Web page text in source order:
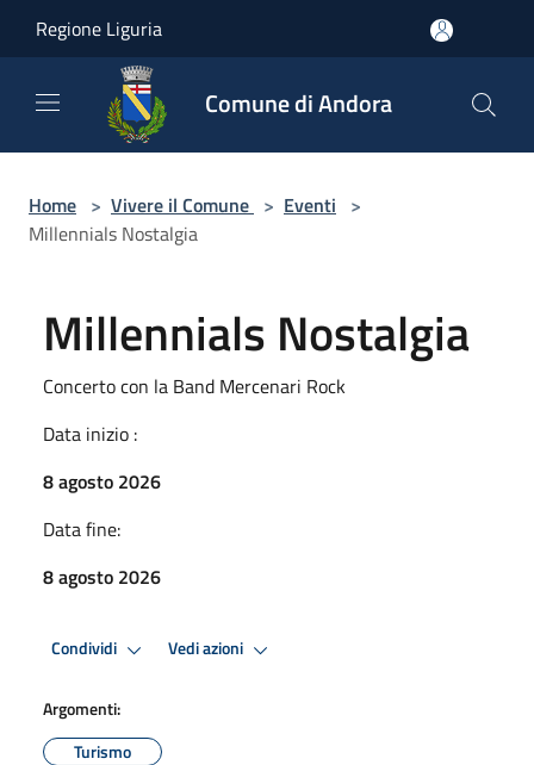
Regione Liguria
Comune di Andora
Home > Vivere il Comune > Eventi >
Millennials Nostalgia
Millennials Nostalgia
Concerto con la Band Mercenari Rock
Data inizio :
8 agosto 2026
Data fine:
8 agosto 2026
Condividi Vedi azioni
Argomenti:
Turismo